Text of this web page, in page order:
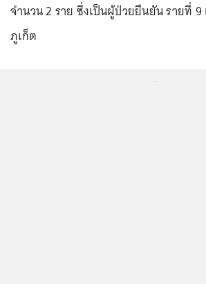
จำนวน 2 ราย ซึ่งเป็นผู้ป่วยยืนยัน รายที่
ภูเก็ต